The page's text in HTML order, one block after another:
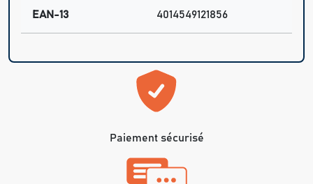
EAN-13 4014549121856
Paiement sécurisé